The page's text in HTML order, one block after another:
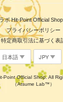
ボ Hit-Point Official
プライバシーポリシー
特定商取引法に基づく表
Point Official Shop. All
（Atsume Lab™）